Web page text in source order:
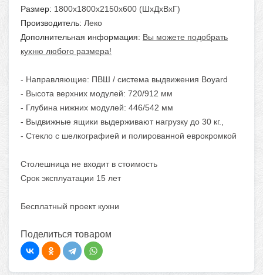
Размер: 1800х1800х2150х600 (ШхДхВхГ)
Производитель: Леко
Дополнительная информация: Вы можете подобрать
кухню любого размера!
- Направляющие: ПВШ / система выдвижения Boyard
- Высота верхних модулей: 720/912 мм
- Глубина нижних модулей: 446/542 мм
- Выдвижные ящики выдерживают нагрузку до 30 кг.,
- Стекло с шелкографией и полированной еврокромкой
Столешница не входит в стоимость
Срок эксплуатации 15 лет
Бесплатный проект кухни
Поделиться товаром